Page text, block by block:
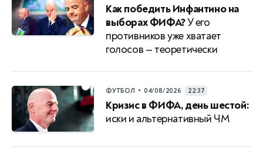
Как победить Инфантино на
выборах ФИФА?У его
противников уже хватает
голосов — теоретически
ФУТБОЛ • 04/08/2026 22:37
Кризис в ФИФА, день шестой:
иски и альтернативный ЧМ